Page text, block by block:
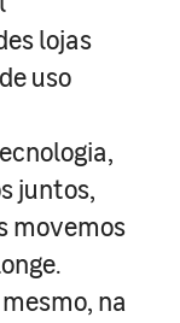
lojas
uso
juntos,
movemos
na